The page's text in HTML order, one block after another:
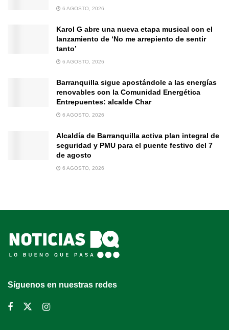
6 AGOSTO, 2026
Karol G abre una nueva etapa musical con el
lanzamiento de ‘No me arrepiento de sentir
tanto’
6 AGOSTO, 2026
Barranquilla sigue apostándole a las energías
renovables con la Comunidad Energética
Entrepuentes: alcalde Char
6 AGOSTO, 2026
Alcaldía de Barranquilla activa plan integral de
seguridad y PMU para el puente festivo del 7
de agosto
6 AGOSTO, 2026
Síguenos en nuestras redes